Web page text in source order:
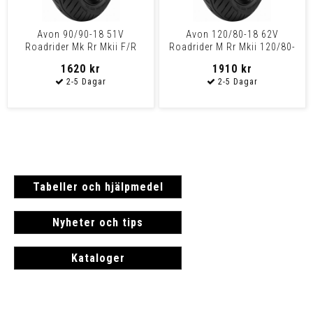
Avon 90/90-18 51V
Roadrider Mk Rr Mkii F/R
1620 kr
Avon 120/80-18 62V
Roadrider M Rr Mkii 120/80-
1910 kr
Tabeller och hjälpmedel
Nyheter och tips
Kataloger